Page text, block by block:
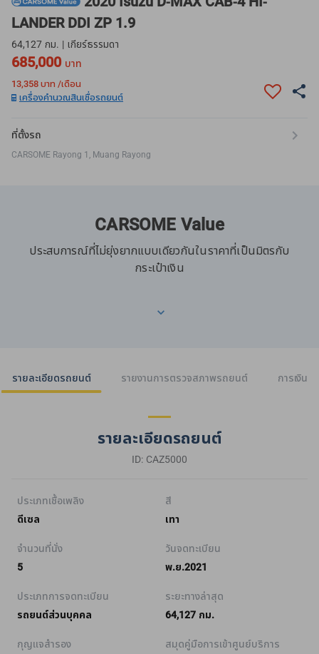
LANDER DDI ZP 1.9
64,127 กม. | เกียร์ธรรมดา
685,000 บาท
13,358บาท /เดือน
เครื่องคำนวณสินเชื่อรถยนต์
ที่ตั้งรถ
CARSOME Rayong 1, Muang Rayong
CARSOME Value
ประสบการณ์ที่ไม่ยุ่งยากแบบเดียวกันในราคาที่เป็นมิตรกับ
กระเป๋าเงิน
รายละเอียดรถยนต์ รายงานการตรวจสภาพรถยนต์ การเงิน
รายละเอียดรถยนต์
ID: CAZ5000
ประเภทเชื้อเพลิง
ดีเซล
สี
เทา
จำนวนที่นั่ง
5
วันจดทะเบียน
พ.ย.2021
ประเภทการจดทะเบียน
รถยนต์ส่วนบุคคล
ระยะทางล่าสุด
64,127 กม.
กุญแจสำรอง
สมุดคู่มือการเข้าศูนย์บริการ